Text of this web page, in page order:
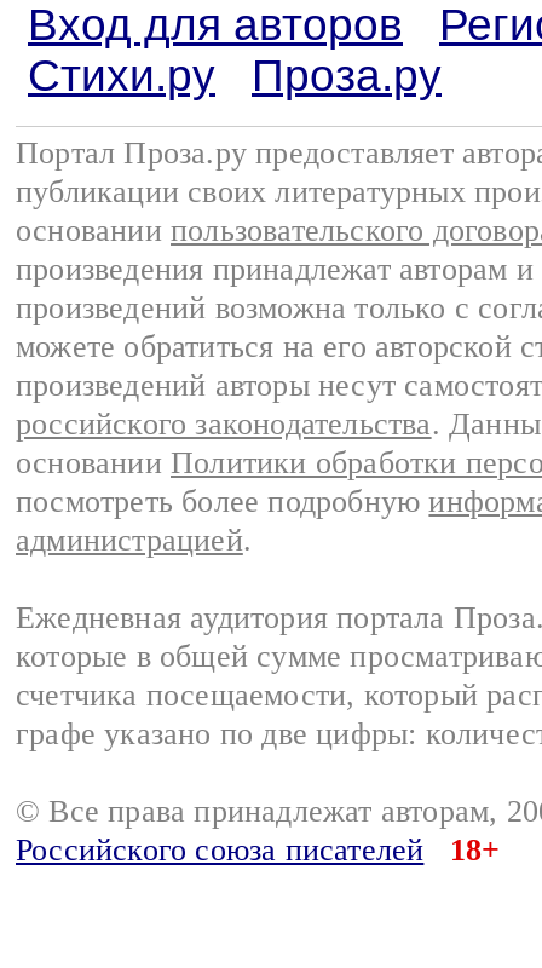
Вход для авторов
Стихи.ру
Проза.ру
Портал Проза.ру предоставляет
публикации своих литературных
основании пользовательского
произведения принадлежат авторам
произведений возможна только с
можете обратиться на его авторской
произведений авторы несут
российского законодательства.
основании Политики обработки
посмотреть более подробную
администрацией.
Ежедневная аудитория портала
которые в общей сумме
счетчика посещаемости, который
графе указано по две цифры:
© Все права принадлежат авторам,
Российского союза писателей
18+